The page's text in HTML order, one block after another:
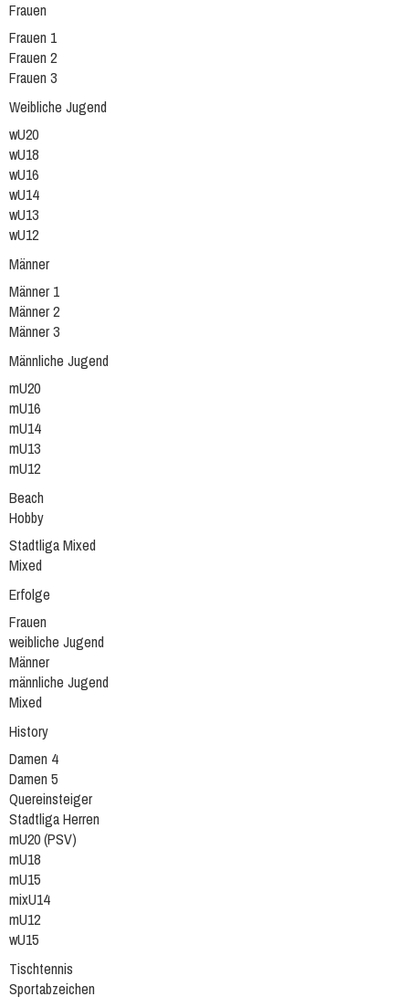
Frauen
Frauen 1
Frauen 2
Frauen 3
Weibliche Jugend
wU20
wU18
wU16
wU14
wU13
wU12
Männer
Männer 1
Männer 2
Männer 3
Männliche Jugend
mU20
mU16
mU14
mU13
mU12
Beach
Hobby
Stadtliga Mixed
Mixed
Erfolge
Frauen
weibliche Jugend
Männer
männliche Jugend
Mixed
History
Damen 4
Damen 5
Quereinsteiger
Stadtliga Herren
mU20 (PSV)
mU18
mU15
mixU14
mU12
wU15
Tischtennis
Sportabzeichen